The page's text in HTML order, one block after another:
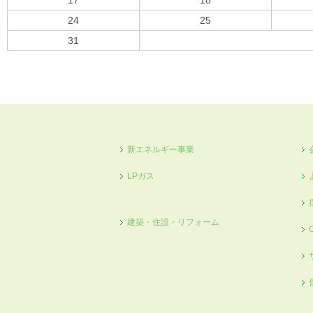
24
25
31
新エネルギー事業
LPガス
建築・住設・リフォーム